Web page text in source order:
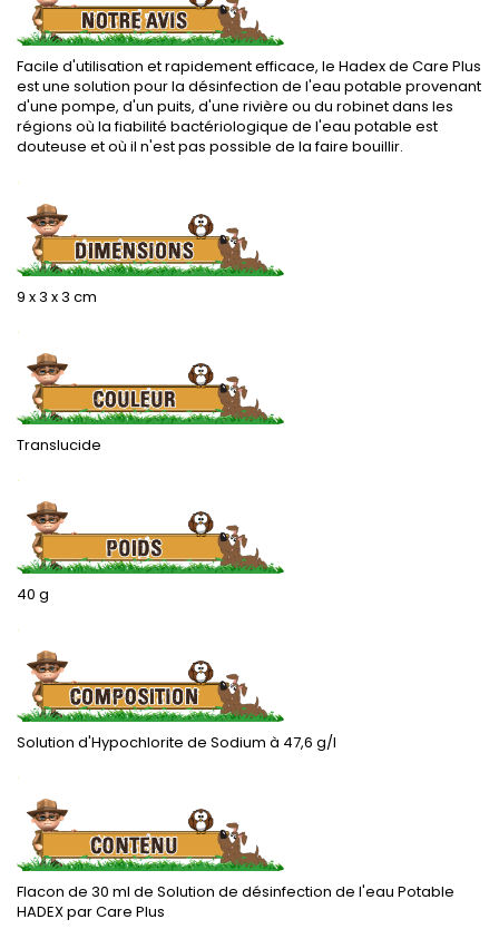
Facile d'utilisation et rapidement efficace, le Hadex de Care Plus
est une solution pour la désinfection de l'eau potable provenant
d'une pompe, d'un puits, d'une rivière ou du robinet dans les
régions où la fiabilité bactériologique de l'eau potable est
douteuse et où il n'est pas possible de la faire bouillir.
.
9 x 3 x 3 cm
.
Translucide
.
40 g
.
Solution d'Hypochlorite de Sodium à 47,6 g/l
.
Flacon de 30 ml de Solution de désinfection de l'eau Potable
HADEX par Care Plus